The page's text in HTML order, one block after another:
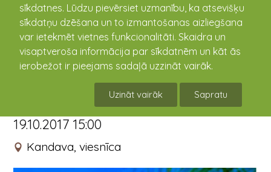
sīkdatnes. Lūdzu pievērsiet uzmanību, ka atsevišķu
sīkdatņu dzēšana un to izmantošanas aizliegšana
var ietekmēt vietnes funkcionalitāti. Skaidra un
visaptveroša informācija par sīkdatnēm un kāt ās
ierobežot ir pieejams sadaļā uzzināt vairāk.
Uzināt vairāk Sapratu
Seminārs “Mazais ieskats, kā
veiksmīgi uzsākt mazo
biznesu mājražošanā”
19.10.2017 15:00
Kandava, viesnīca